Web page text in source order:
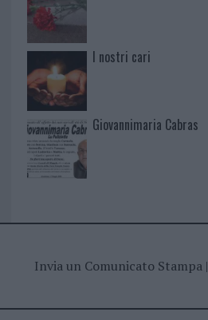
I nostri cari
Giovannimaria Cabras
Invia un Comunicato Stampa|